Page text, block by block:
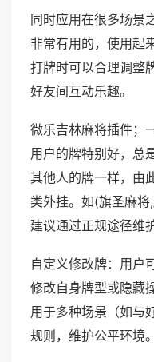
同时应用在很多场景
非常有用的，使用起
打牌时可以合理调整
好友间互动乐趣。
微乐吉林麻将插件；
用户的牌特别好，总
其他人的牌一样，由
类外挂。如(旗圣麻将
建议通过正规途径维
自定义修改牌：用户
修改自身牌型或隐藏
用于多种场景（如与
规则，维护公平环境。